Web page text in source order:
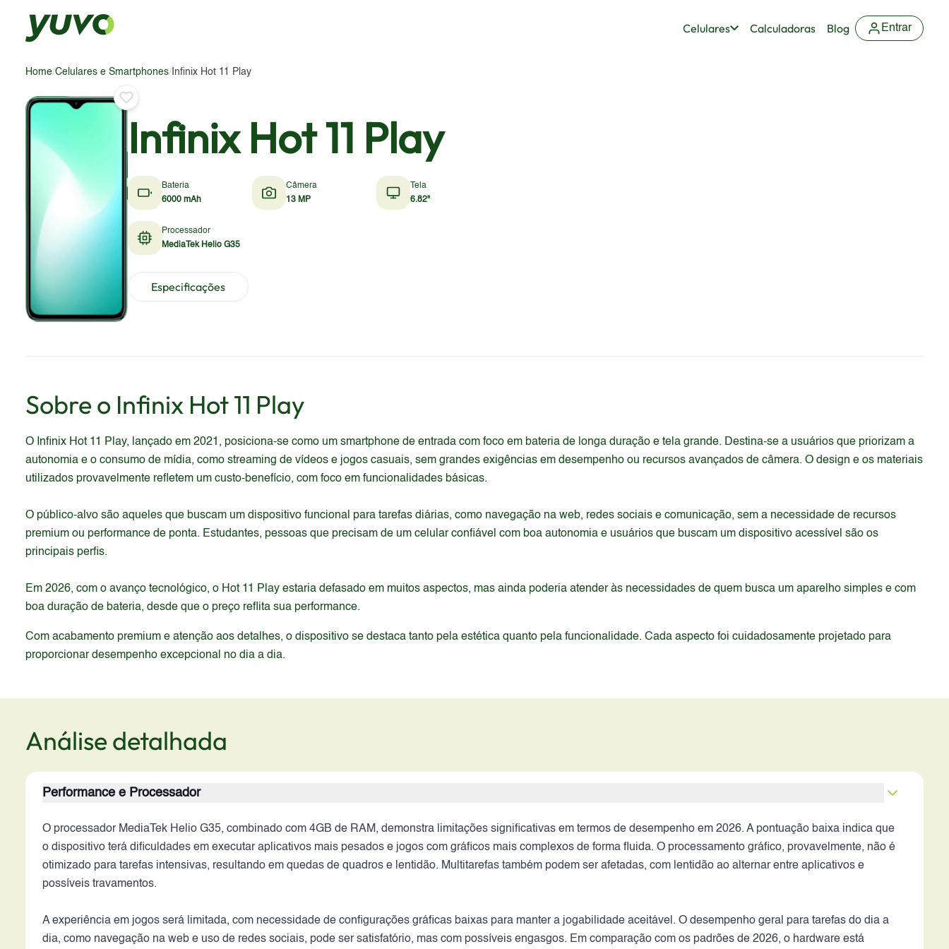
Celulares Calculadoras Blog Entrar
Home/Celulares e Smartphones/ Infinix Hot 11 Play
Infinix Hot 11 Play
Bateria
6000 mAh
Câmera
13 MP
Tela
6.82"
Processador
MediaTek Helio G35
Especificações
Sobre o Infinix Hot 11 Play
O Infinix Hot 11 Play, lançado em 2021, posiciona-se como um smartphone de entrada com foco em bateria de longa duração e tela grande. Destina-se a usuários que priorizam a
autonomia e o consumo de mídia, como streaming de vídeos e jogos casuais, sem grandes exigências em desempenho ou recursos avançados de câmera. O design e os materiais
utilizados provavelmente refletem um custo-benefício, com foco em funcionalidades básicas.
O público-alvo são aqueles que buscam um dispositivo funcional para tarefas diárias, como navegação na web, redes sociais e comunicação, sem a necessidade de recursos
premium ou performance de ponta. Estudantes, pessoas que precisam de um celular confiável com boa autonomia e usuários que buscam um dispositivo acessível são os
principais perfis.
Em 2026, com o avanço tecnológico, o Hot 11 Play estaria defasado em muitos aspectos, mas ainda poderia atender às necessidades de quem busca um aparelho simples e com
boa duração de bateria, desde que o preço reflita sua performance.
Com acabamento premium e atenção aos detalhes, o dispositivo se destaca tanto pela estética quanto pela funcionalidade. Cada aspecto foi cuidadosamente projetado para
proporcionar desempenho excepcional no dia a dia.
Análise detalhada
Performance e Processador
O processador MediaTek Helio G35, combinado com 4GB de RAM, demonstra limitações significativas em termos de desempenho em 2026. A pontuação baixa indica que
o dispositivo terá dificuldades em executar aplicativos mais pesados e jogos com gráficos mais complexos de forma fluida. O processamento gráfico, provavelmente, não é
otimizado para tarefas intensivas, resultando em quedas de quadros e lentidão. Multitarefas também podem ser afetadas, com lentidão ao alternar entre aplicativos e
possíveis travamentos.
A experiência em jogos será limitada, com necessidade de configurações gráficas baixas para manter a jogabilidade aceitável. O desempenho geral para tarefas do dia a
dia, como navegação na web e uso de redes sociais, pode ser satisfatório, mas com possíveis engasgos. Em comparação com os padrões de 2026, o hardware está